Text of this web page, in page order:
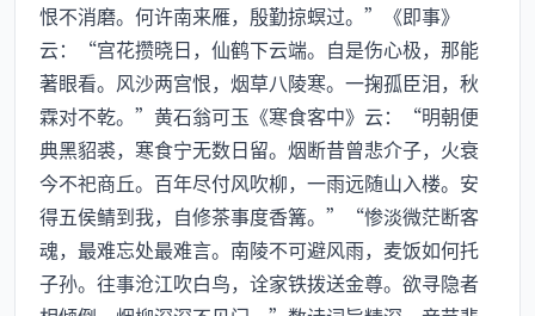
恨不消磨。何许南来雁，殷勤掠螟过。”《即事》
云：“宫花攒晓日，仙鹤下云端。自是伤心极，那能
著眼看。风沙两宫恨，烟草八陵寒。一掬孤臣泪，秋
霖对不乾。”黄石翁可玉《寒食客中》云：“明朝便
典黑貂裘，寒食宁无数日留。烟断昔曾悲介子，火衰
今不祀商丘。百年尽付风吹柳，一雨远随山入楼。安
得五侯鲭到我，自修茶事度香篝。”“惨淡微茫断客
魂，最难忘处最难言。南陵不可避风雨，麦饭如何托
子孙。往事沧江吹白鸟，诠家铁拨送金尊。欲寻隐者